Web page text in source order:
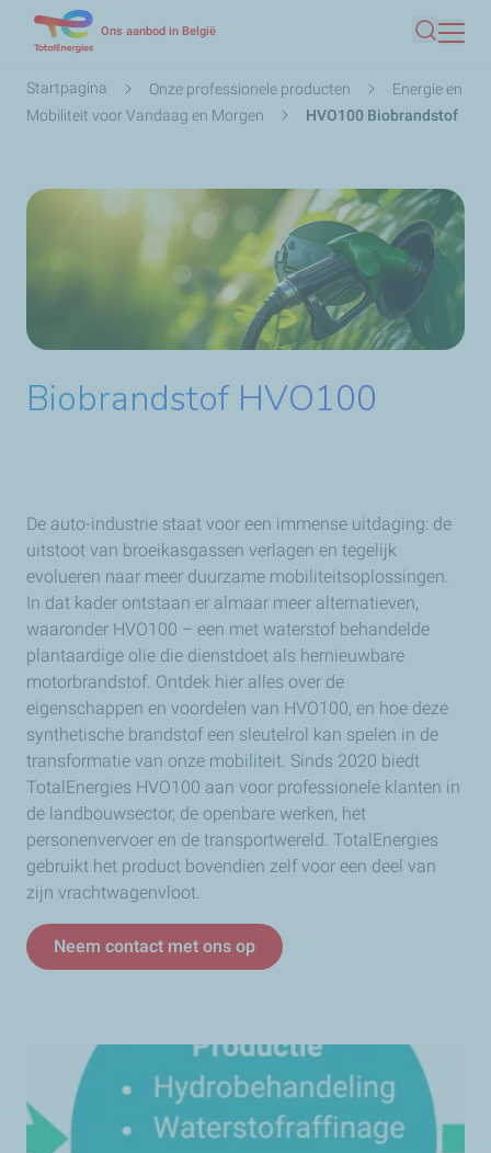
naar
de
Ons aanbod in België
Zoeken
Kruimelpad
Startpagina Onze professionele producten
Energie en
Mobiliteit voor Vandaag en Morgen
HVO100 Biobrandstof
Biobrandstof HVO100
De auto-industrie staat voor een immense uitdaging: de
uitstoot van broeikasgassen verlagen en tegelijk
evolueren naar meer duurzame mobiliteitsoplossingen.
In dat kader ontstaan er almaar meer alternatieven,
waaronder HVO100 – een met waterstof behandelde
plantaardige olie die dienstdoet als hernieuwbare
motorbrandstof. Ontdek hier alles over de
eigenschappen en voordelen van HVO100, en hoe deze
synthetische brandstof een sleutelrol kan spelen in de
transformatie van onze mobiliteit. Sinds 2020 biedt
TotalEnergies HVO100 aan voor professionele klanten in
de landbouwsector, de openbare werken, het
personenvervoer en de transportwereld. TotalEnergies
gebruikt het product bovendien zelf voor een deel van
zijn vrachtwagenvloot.
Neem contact met ons op